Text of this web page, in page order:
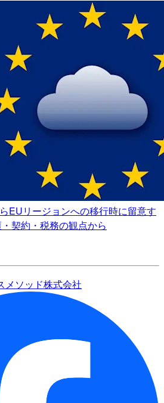
EUリージョンへの移行時に留意す
契約・税務の観点から
メソッド株式会社